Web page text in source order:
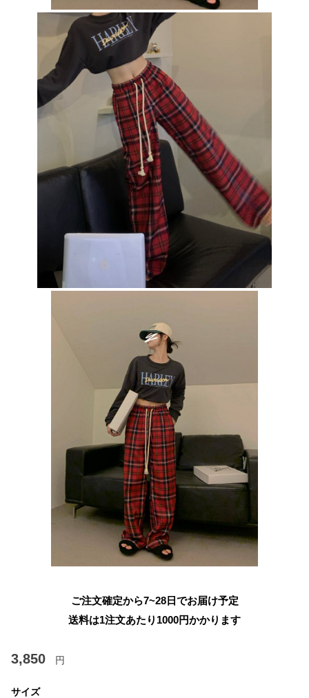
ご注文確定から7~28日でお届け予定
送料は1注文あたり 1000円かかります
3,850 円
サイズ